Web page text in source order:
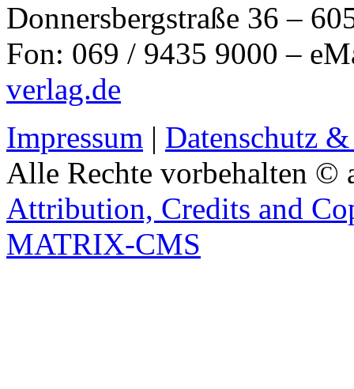
Donnersbergstraße 36 –
Fon: 069 / 9435 9000 –
verlag.de
Impressum | Datenschutz
Alle Rechte vorbehalten ©
Attribution, Credits and
MATRIX-CMS